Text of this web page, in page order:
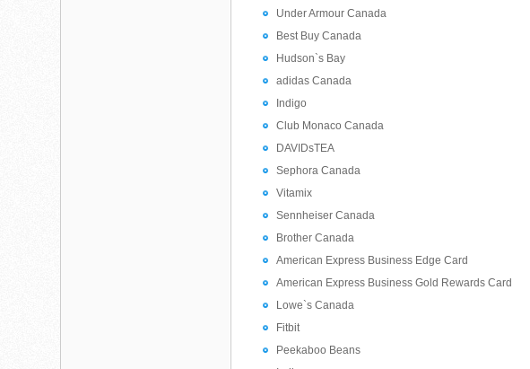
Under Armour Canada
Best Buy Canada
Hudson`s Bay
adidas Canada
Indigo
Club Monaco Canada
DAVIDsTEA
Sephora Canada
Vitamix
Sennheiser Canada
Brother Canada
American Express Business Edge Card
American Express Business Gold Rewards Card
Lowe`s Canada
Fitbit
Peekaboo Beans